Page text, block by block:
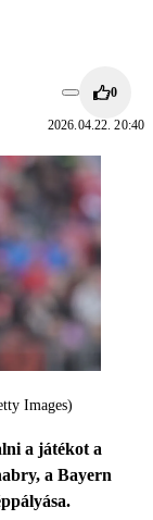
0
2026.04.22. 20:40
Images)
a játékot a
a Bayern